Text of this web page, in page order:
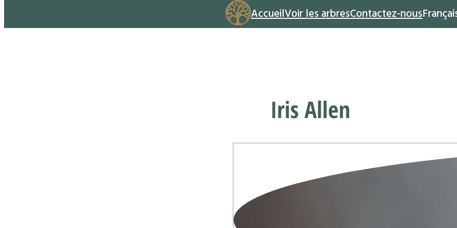
AccueilVoir les arbresContactez-nous
Iris Allen